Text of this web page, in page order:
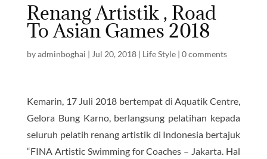
Renang Artistik , Road
To Asian Games 2018
byadminboghai | Jul 20, 2018| Life Style| 0 comments
Kemarin, 17 Juli 2018 bertempat di Aquatik Centre,
Gelora Bung Karno, berlangsung pelatihan kepada
seluruh pelatih renang artistik di Indonesia bertajuk
“FINA Artistic Swimming for Coaches – Jakarta. Hal